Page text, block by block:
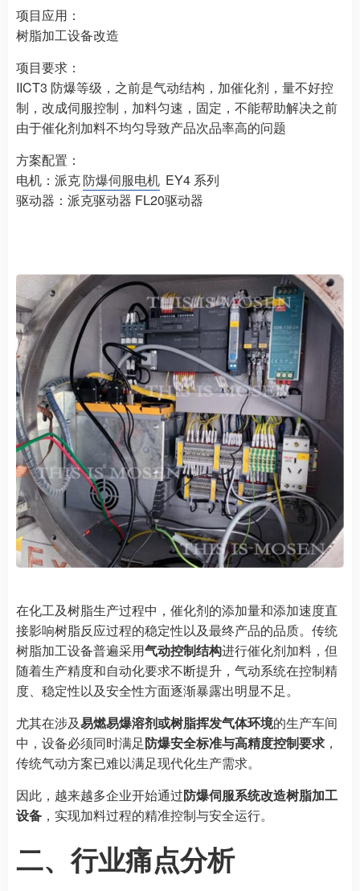
项目应用：
树脂加工设备改造
项目要求：
IICT3 防爆等级，之前是气动结构，加催化剂，量不好控
制，改成伺服控制，加料匀速，固定，不能帮助解决之前
由于催化剂加料不均匀导致产品次品率高的问题
方案配置：
电机：派克防爆伺服电机 EY4 系列
驱动器：派克驱动器 FL20驱动器
在化工及树脂生产过程中，催化剂的添加量和添加速度直
接影响树脂反应过程的稳定性以及最终产品的品质。传统
树脂加工设备普遍采用气动控制结构进行催化剂加料，但
随着生产精度和自动化要求不断提升，气动系统在控制精
度、稳定性以及安全性方面逐渐暴露出明显不足。
尤其在涉及易燃易爆溶剂或树脂挥发气体环境的生产车间
中，设备必须同时满足防爆安全标准与高精度控制要求 ，
传统气动方案已难以满足现代化生产需求。
因此，越来越多企业开始通过防爆伺服系统改造树脂加工
设备 ，实现加料过程的精准控制与安全运行。
二、行业痛点分析